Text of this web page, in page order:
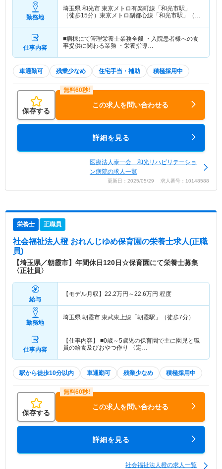
勤務地
埼玉県 和光市 東京メトロ有楽町線「和光市駅」
（徒歩15分）東京メトロ副都心線「和光市駅」（徒
仕事内容
■病棟にて管理栄養士業務全般 ・入院患者様への食
事提供に関わる業務 ・栄養指導…
車通勤可 残業少なめ 住宅手当・補助 積極採用中
保存する
この求人を問い合わせる
詳細を見る
医療法人泰一会 和光リハビリテーショ
ン病院の求人一覧
更新日：2025/05/29 求人番号：10148588
栄養士 正職員
社会福祉法人橙 おれんじゆめ保育園の栄養士求人(正職
員)
【埼玉県／朝霞市】年間休日120日☆保育園にて栄養士募集
〈正社員〉
給与
【モデル月収】 22.2万円～22.6万円 程度
勤務地
埼玉県 朝霞市 東武東上線「朝霞駅」（徒歩7分）
仕事内容
【仕事内容】 ■0歳～5歳児の保育園で主に園児と職
員の給食及びおやつ作り 〈定…
駅から徒歩10分以内 車通勤可 残業少なめ 積極採用中
保存する
この求人を問い合わせる
詳細を見る
社会福祉法人橙の求人一覧